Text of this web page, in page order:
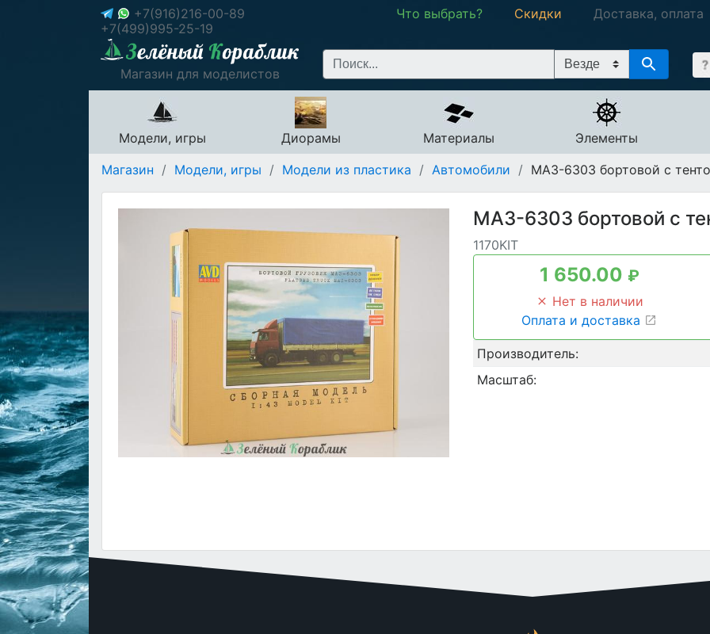
+7(916)216-00-89
+7(499)995-25-19
Что выбрать? Скидки Доставка, оплата
Магазин для моделистов
Модели, игры Диорамы Материалы
Элементы
Магазин / Модели, игры / Модели из пластика / Автомобили / МАЗ-6303 бортовой с
МАЗ-6303 бортовой с
1170KIT
1 650.00 ₽
Нет в наличии
Оплата и доставка
Производитель:
Масштаб: